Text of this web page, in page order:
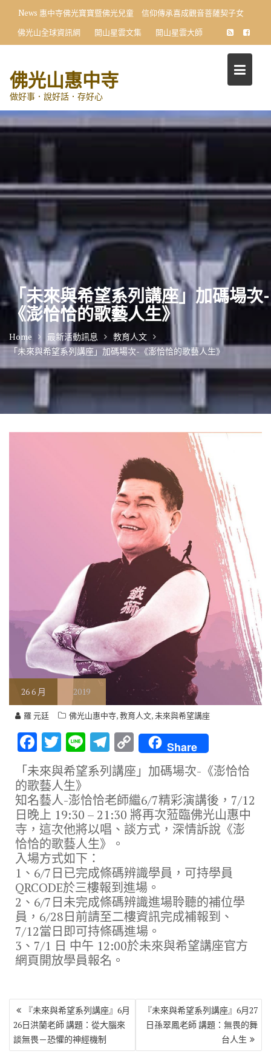
content
News 惠中寺佛光寶寶暨佛光兒童 信仰傳承喜成觀音菩薩契子女
佛光山全球資訊網
開山星雲文集 開山星雲大師
佛光山惠中寺
做好事．說好話．存好心
「未來與希望系列講座」加碼場次-
《澎恰恰的歌藝人生》
Home 最新活動訊息
教育人文
「未來與希望系列講座」加碼場次-《澎恰恰的歌藝人生》
266 月 2019
羅 元廷 佛光山惠中寺,教育人文,未來與希望講座
F
ac
e
b
o
o
k
T
w
it
te
r
Li
n
e
T
el
e
gr
a
m
C
o
p
y
Li
n
Share
「未來與希望系列講座」加碼場次-《澎恰恰
的歌藝人生》
知名藝人-澎恰恰老師繼6/7精彩演講後，7/12
日晚上 19:30 – 21:30 將再次蒞臨佛光山惠中
寺，這次他將以唱、談方式，深情訴說《澎
恰恰的歌藝人生》。
入場方式如下：
1、6/7日已完成條碼辨識學員，可持學員
QRCODE於三樓報到進場。
2、6/7日未完成條碼辨識進場聆聽的補位學
員，6/28日前請至二樓資訊完成補報到、
7/12當日即可持條碼進場。
3、7/1 日 中午 12:00於未來與希望講座官方
網頁開放學員報名。
文
章
導
覽
『未來與希望系列講座』6月
26日洪蘭老師 講題：從大腦來
談無畏－恐懼的神經機制
『未來與希望系列講座』6月27
日孫翠鳳老師 講題：無畏的舞
台人生